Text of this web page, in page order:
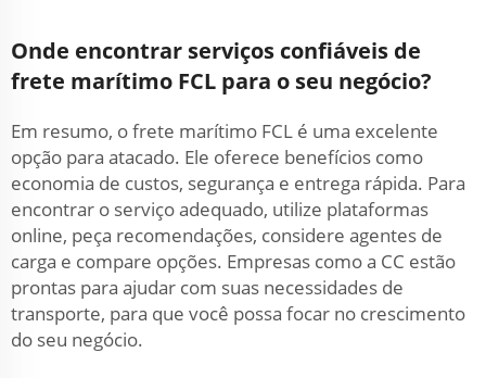
Onde encontrar serviços confiáveis de
frete marítimo FCL para o seu negócio?
Em resumo, o frete marítimo FCL é uma excelente
opção para atacado. Ele oferece benefícios como
economia de custos, segurança e entrega rápida. Para
encontrar o serviço adequado, utilize plataformas
online, peça recomendações, considere agentes de
carga e compare opções. Empresas como a CC estão
prontas para ajudar com suas necessidades de
transporte, para que você possa focar no crescimento
do seu negócio.